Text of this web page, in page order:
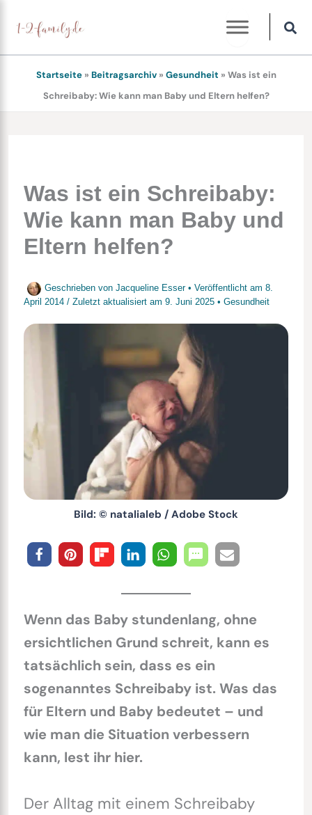
Inhalt
springen
Startseite» Beitragsarchiv» Gesundheit » Was ist ein
Schreibaby: Wie kann man Baby und Eltern helfen?
Was ist ein Schreibaby:
Wie kann man Baby und
Eltern helfen?
Geschrieben von Jacqueline Esser • Veröffentlicht am 8.
April 2014 / Zuletzt aktualisiert am 9. Juni 2025• Gesundheit
Bild: © natalialeb / Adobe Stock
Wenn das Baby stundenlang, ohne
ersichtlichen Grund schreit, kann es
tatsächlich sein, dass es ein
sogenanntes Schreibaby ist. Was das
für Eltern und Baby bedeutet – und
wie man die Situation verbessern
kann, lest ihr hier.
Der Alltag mit einem Schreibaby